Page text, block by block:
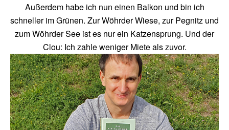
Außerdem habe ich nun einen Balkon und bin ich
schneller im Grünen. Zur Wöhrder Wiese, zur Pegnitz und
zum Wöhrder See ist es nur ein Katzensprung. Und der
Clou: Ich zahle weniger Miete als zuvor.